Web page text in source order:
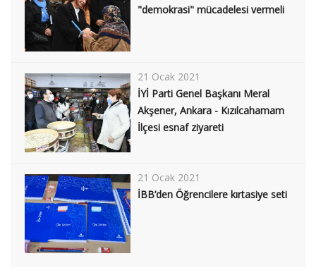
"demokrasi" mücadelesi vermeli
21 Ocak 2021
İYİ Parti Genel Başkanı Meral
Akşener, Ankara - Kızılcahamam
İlçesi esnaf ziyareti
21 Ocak 2021
İBB’den Öğrencilere kırtasiye seti